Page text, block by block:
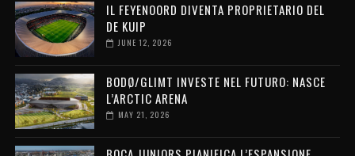
IL FEYENOORD DIVENTA PROPRIETARIO DEL
DE KUIP
JUNE 12, 2026
BODØ/GLIMT INVESTE NEL FUTURO: NASCE
L’ARCTIC ARENA
MAY 21, 2026